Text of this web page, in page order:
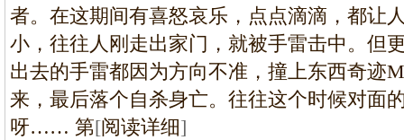
者。在这期间有喜怒哀乐，点点滴滴，都让
小，往往人刚走出家门，就被手雷击中。但
出去的手雷都因为方向不准，撞上东西奇迹
来，最后落个自杀身亡。往往这个时候对面
呀…… 第[阅读详细]